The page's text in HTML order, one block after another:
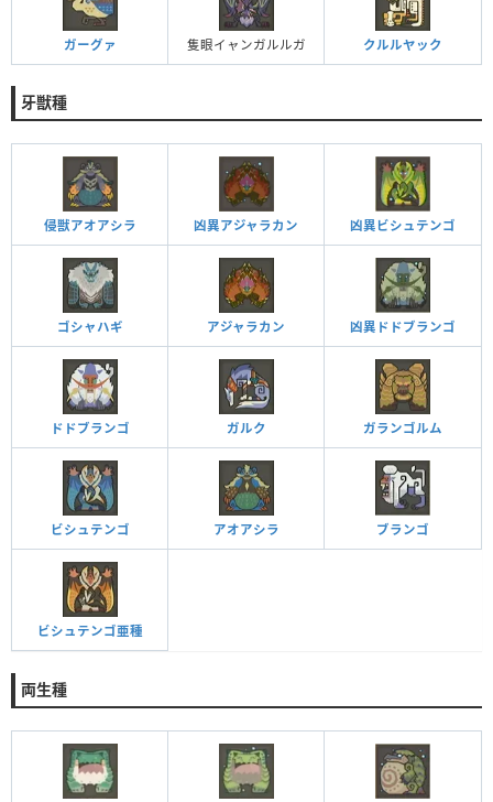
ガーグァ 隻眼イャンガルルガ クルルヤック
牙獣種
侵獣アオアシラ 凶異アジャラカン 凶異ビシュテンゴ
ゴシャハギ アジャラカン 凶異ドドブランゴ
ドドブランゴ ガルク ガランゴルム
ビシュテンゴ アオアシラ ブランゴ
ビシュテンゴ亜種
両生種